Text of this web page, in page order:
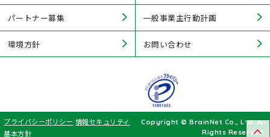
パートナー募集 一般事業主行動計画
環境方針 お問い合わせ
プライバシーポリシー 情報セキュリティ
基本方針
Copyright © BrainNet Co., Ltd. All
Rights Reserved.